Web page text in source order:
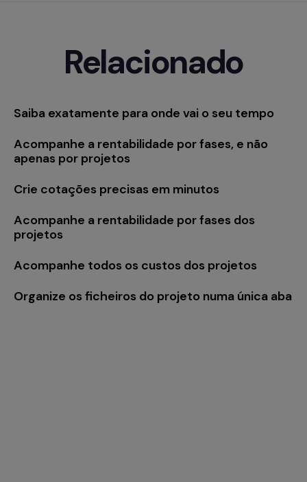
Relacionado
Saiba exatamente para onde vai o seu tempo
Acompanhe a rentabilidade por fases, e não
apenas por projetos
Crie cotações precisas em minutos
Acompanhe a rentabilidade por fases dos
projetos
Acompanhe todos os custos dos projetos
Organize os ficheiros do projeto numa única aba